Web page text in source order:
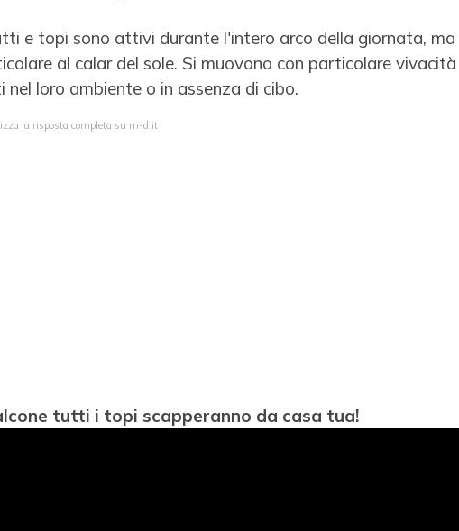
e topi sono attivi durante l'intero arco della giornata, ma
al calar del sole. Si muovono con particolare vivacità
loro ambiente o in assenza di cibo.
la risposta completa su m-d.it
tutti i topi scapperanno da casa tua!